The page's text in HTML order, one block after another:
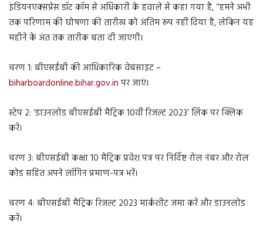
इंडियनएक्सप्रेस डॉट कॉम से अधिकारी के हवाले से कहा गया है, “हमने अभी
तक परिणाम की घोषणा की तारीख को अंतिम रूप नहीं दिया है, लेकिन यह
महीने के अंत तक तारीक बता दी जाएगी।
चरण 1: बीएसईबी की आधिकारिक वेबसाइट –
biharboardonline.bihar.gov.in पर जाएं।
स्टेप 2: ‘डाउनलोड बीएसईबी मैट्रिक 10वीं रिजल्ट 2023’ लिंक पर क्लिक
करें।
चरण 3: बीएसईबी कक्षा 10 मैट्रिक प्रवेश पत्र पर निर्दिष्ट रोल नंबर और रोल
कोड सहित अपने लॉगिन प्रमाण-पत्र भरें।
चरण 4: बीएसईबी मैट्रिक रिजल्ट 2023 मार्कशीट जमा करें और डाउनलोड
करें।